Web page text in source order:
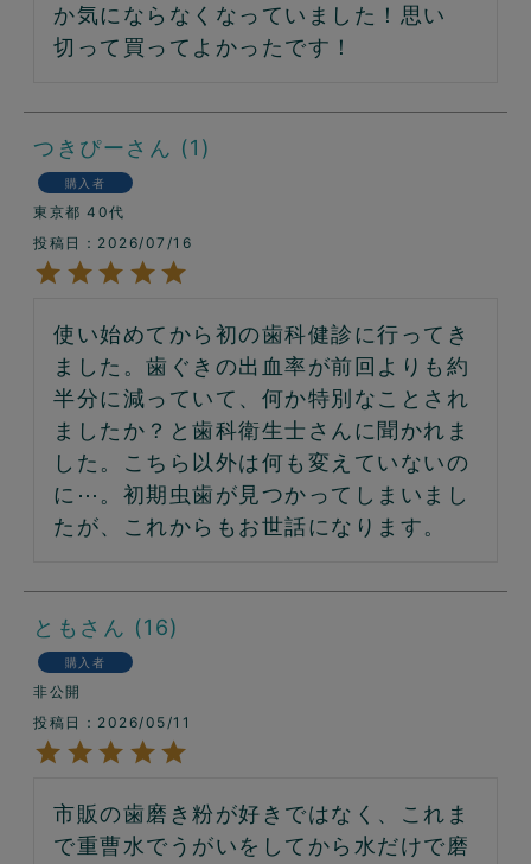
か気にならなくなっていました！思い
切って買ってよかったです！
つきぴー 1
購入者
東京都 40代
投稿日
2026/07/16
使い始めてから初の歯科健診に行ってき
ました。歯ぐきの出血率が前回よりも約
半分に減っていて、何か特別なことされ
ましたか？と歯科衛生士さんに聞かれま
した。こちら以外は何も変えていないの
に⋯。初期虫歯が見つかってしまいまし
たが、これからもお世話になります。
とも 16
購入者
非公開
投稿日
2026/05/11
市販の歯磨き粉が好きではなく、これま
で重曹水でうがいをしてから水だけで磨